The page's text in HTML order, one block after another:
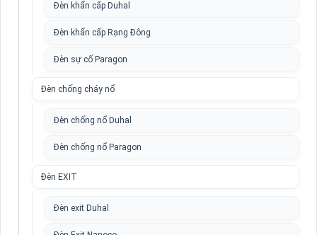
Đèn khẩn cấp Duhal
Đèn khẩn cấp Rạng Đông
Đèn sự cố Paragon
Đèn chống cháy nổ
Đèn chống nổ Duhal
Đèn chống nổ Paragon
Đèn EXIT
Đèn exit Duhal